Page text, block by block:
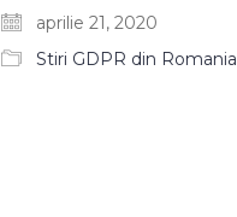
aprilie 21, 2020
Stiri GDPR din Romania